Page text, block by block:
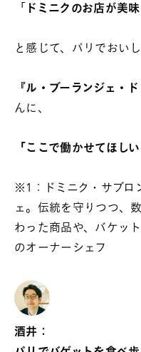
「 ドミニクのお店が美味
と感じて、パリでおい
『 ル・ブーランジェ・
んに、
「ここで働かせてほしい
※1：ドミニク・サブロ
ェ。伝統を守りつつ、
わった商品や、バケッ
のオーナーシェフ
酒井：